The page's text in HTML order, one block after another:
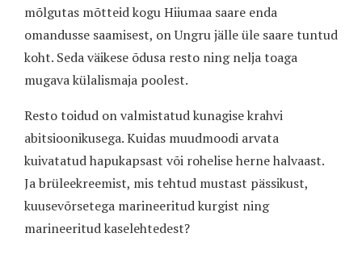
mõlgutas mõtteid kogu Hiiumaa saare enda
omandusse saamisest, on Ungru jälle üle saare tuntud
koht. Seda väikese õdusa resto ning nelja toaga
mugava külalismaja poolest.
Resto toidud on valmistatud kunagise krahvi
abitsioonikusega. Kuidas muudmoodi arvata
kuivatatud hapukapsast või rohelise herne halvaast.
Ja brüleekreemist, mis tehtud mustast pässikust,
kuusevõrsetega marineeritud kurgist ning
marineeritud kaselehtedest?